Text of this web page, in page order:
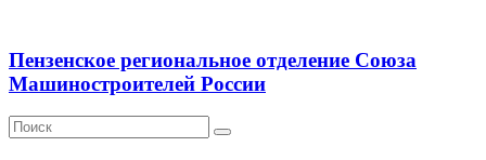
Пензенское региональное отделение Союза
Машиностроителей России